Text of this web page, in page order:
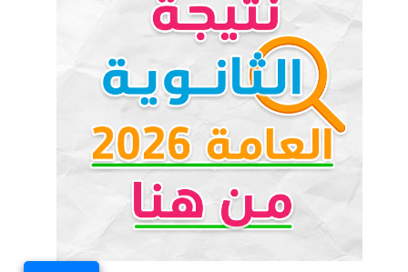
واكتفى الفنان المصري بالإعلان عن تفاصيل الانفصال
وتغيير إدارة أعماله، دون الكشف عن أي معلومات
إضافية تتعلق بطبيعة الخلافات أو إمكانية عودتهما
مرة أخرى، الأمر الذي ترك الباب مفتوحا أمام
التكهنات بين الجمهور.